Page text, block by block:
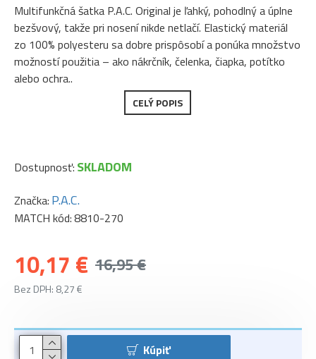
Multifunkčná šatka P.A.C. Original je ľahký, pohodlný a úplne
bezšvový, takže pri nosení nikde netlačí. Elastický materiál
zo 100% polyesteru sa dobre prispôsobí a ponúka množstvo
možností použitia – ako nákrčník, čelenka, čiapka, potítko
alebo ochra..
CELÝ POPIS
10,17 € 16,95 €
Bez DPH: 8,27 €
Dostupnosť: SKLADOM
Značka: P.A.C.
MATCH kód:8810-270
Kúpiť